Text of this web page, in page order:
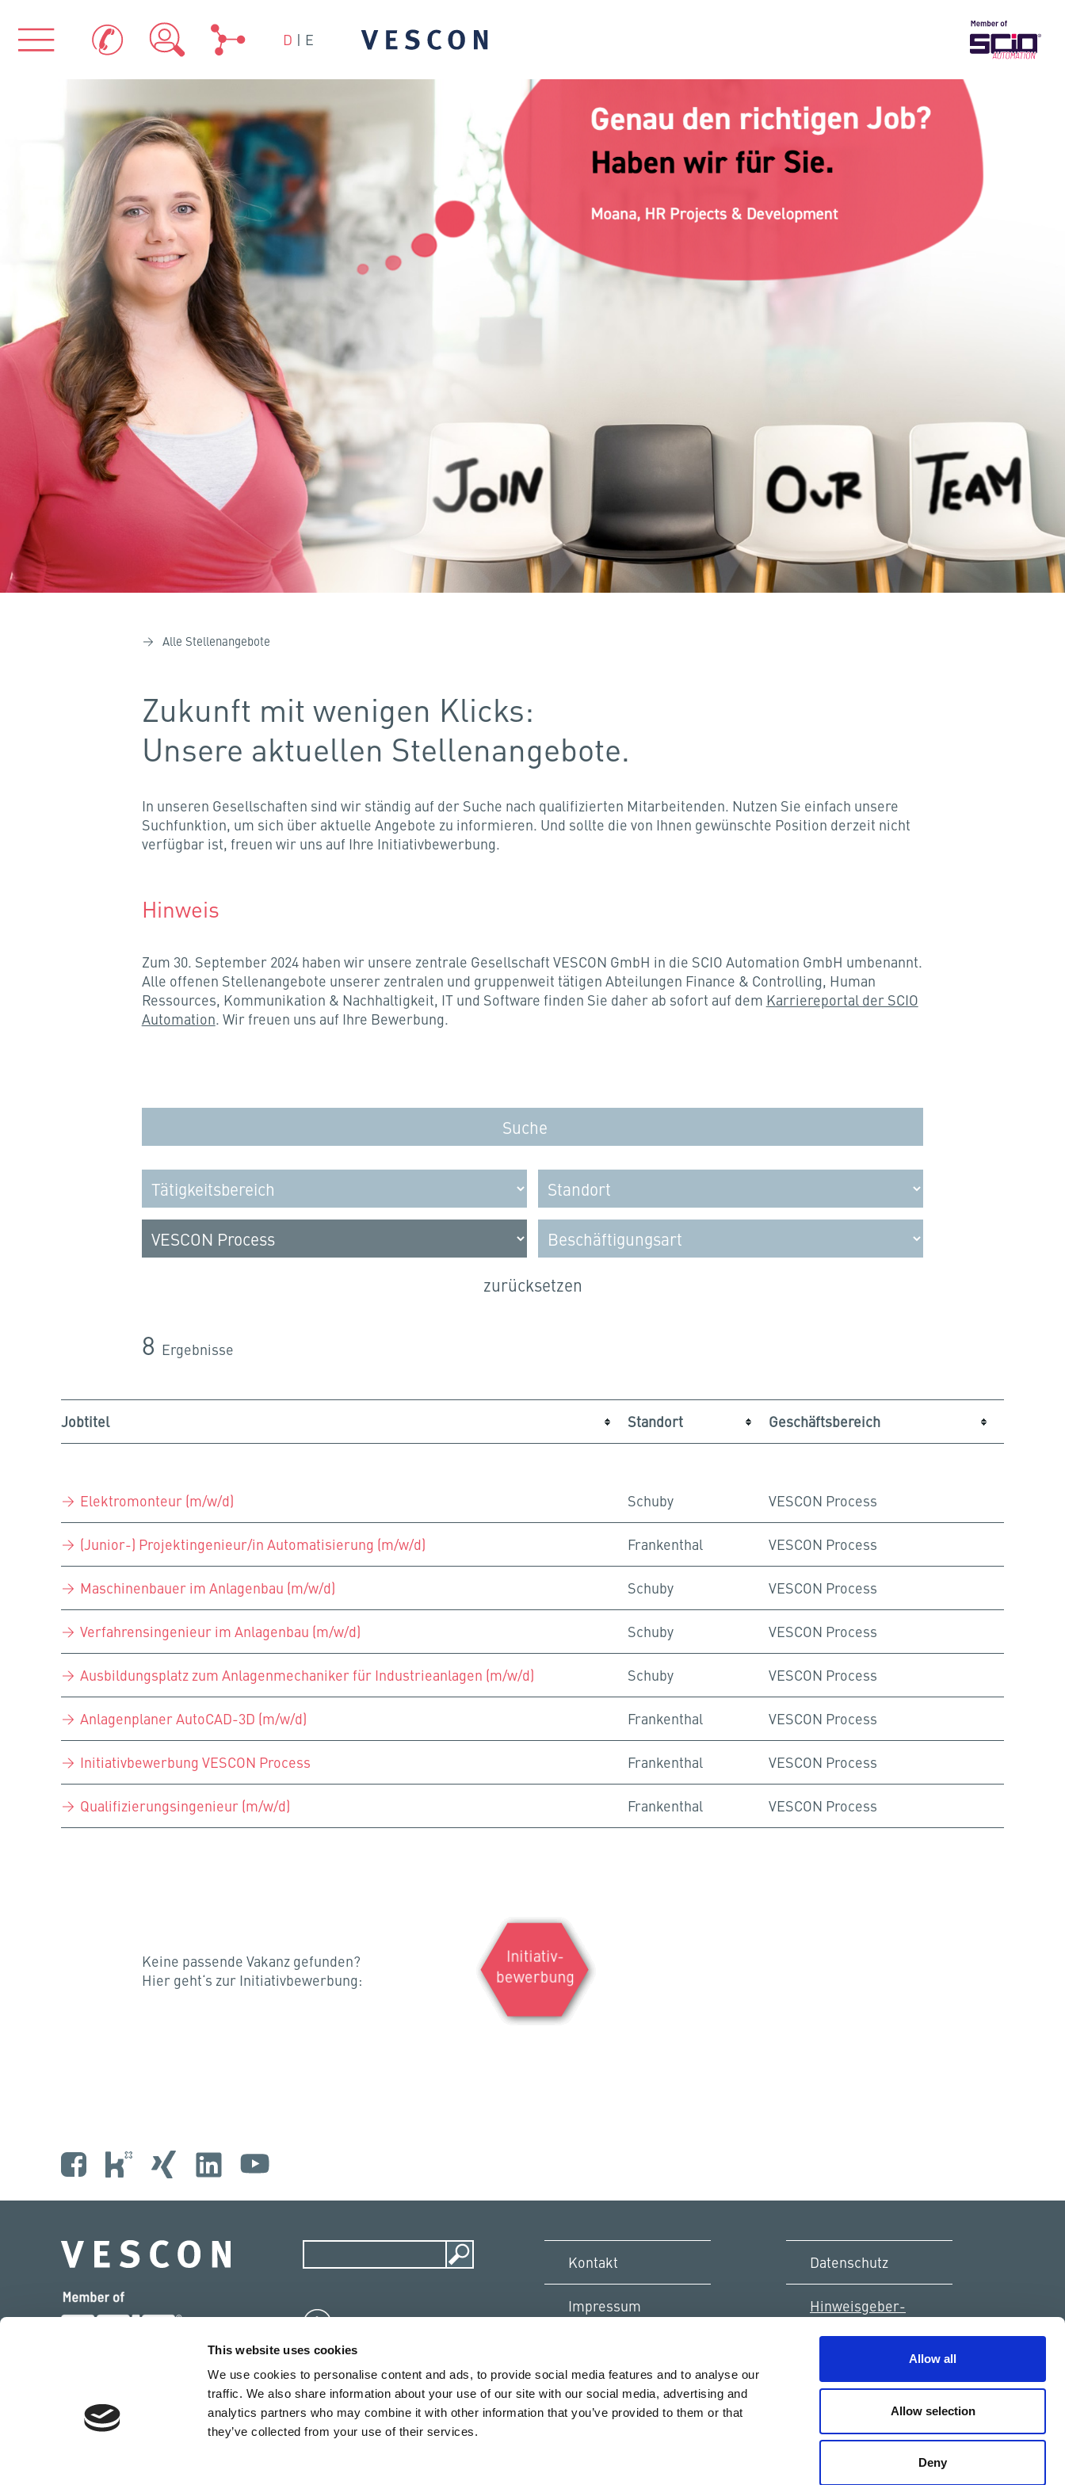
This website uses cookies
We use cookies to personalise content and ads, to provide social media features and to analyse our
traffic. We also share information about your use of our site with our social media, advertising and
analytics partners who may combine it with other information that you’ve provided to them or that
they’ve collected from your use of their services.
Allow all
Allow selection
Deny
D | E
Alle Stellenangebote
Zukunft mit wenigen Klicks:
Unsere aktuellen Stellenangebote.
In unseren Gesellschaften sind wir ständig auf der Suche nach qualifizierten Mitarbeitenden. Nutzen Sie einfach unsere
Suchfunktion, um sich über aktuelle Angebote zu informieren. Und sollte die von Ihnen gewünschte Position derzeit nicht
verfügbar ist, freuen wir uns auf Ihre Initiativbewerbung.
Hinweis
Zum 30. September 2024 haben wir unsere zentrale Gesellschaft VESCON GmbH in die SCIO Automation GmbH umbenannt.
Alle offenen Stellenangebote unserer zentralen und gruppenweit tätigen Abteilungen Finance & Controlling, Human
Ressources, Kommunikation & Nachhaltigkeit, IT und Software finden Sie daher ab sofort auf dem Karriereportal der SCIO
Automation. Wir freuen uns auf Ihre Bewerbung.
zurücksetzen
8 Ergebnisse
Jobtitel Standort Geschäftsbereich
Elektromonteur (m/w/d) Schuby VESCON Process
(Junior-) Projektingenieur/in Automatisierung (m/w/d) Frankenthal VESCON Process
Maschinenbauer im Anlagenbau (m/w/d) Schuby VESCON Process
Verfahrensingenieur im Anlagenbau (m/w/d) Schuby VESCON Process
Ausbildungsplatz zum Anlagenmechaniker für Industrieanlagen (m/w/d) Schuby VESCON Process
Anlagenplaner AutoCAD-3D (m/w/d) Frankenthal VESCON Process
Initiativbewerbung VESCON Process Frankenthal VESCON Process
Qualifizierungsingenieur (m/w/d) Frankenthal VESCON Process
Keine passende Vakanz gefunden?
Hier geht‘s zur Initiativbewerbung:
Initiativ-
bewerbung
Zertifikate
Teamviewer
Kontakt
Impressum
Datenschutz
Hinweisgeber-
© SCIO Automation GmbH · Dürkheimer Straße 130 · 67227 Frankenthal